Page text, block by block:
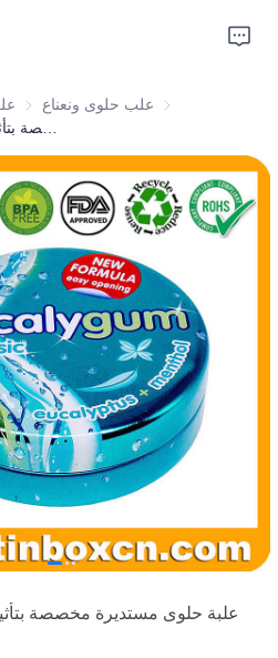
علب زخرفية
علب حلوى ونعناع علب حلوى ونعناع
علبة حلوى مستديرة مخصصة
معارض